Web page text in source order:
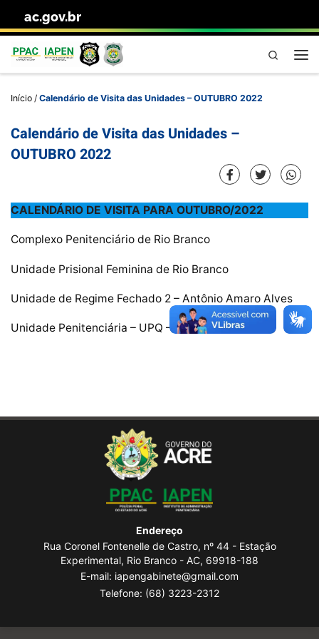
Skip to content
ac.gov.br
Pesquisa
Início / Calendário de Visita das Unidades – OUTUBRO 2022
Calendário de Visita das Unidades –
OUTUBRO 2022
CALENDÁRIO DE VISITA PARA OUTUBRO/2022
Complexo Penitenciário de Rio Branco
Unidade Prisional Feminina de Rio Branco
Unidade de Regime Fechado 2 – Antônio Amaro Alves
Unidade Penitenciária – UPQ – Senador Guiomard
Endereço
Rua Coronel Fontenelle de Castro, nº 44 - Estação
Experimental, Rio Branco - AC, 69918-188
E-mail: iapengabinete@gmail.com
Telefone: (68) 3223-2312